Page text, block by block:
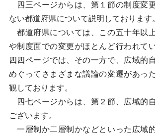
四三ページからは、第１節の制度変
ない都道府県について説明しております
都道府県については、この五十年以
や制度面での変更がほとんど行われて
四四ページでは、その一方で、広域的
めぐってさまざまな議論の変遷があっ
観しております。
四七ページからは、第２節、広域的
ございます。
一層制か二層制かなどといった広域